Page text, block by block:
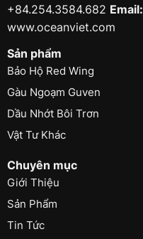
+84.254.3584.682 Email:
www.oceanviet.com
Sản phẩm
Bảo Hộ Red Wing
Gàu Ngoạm Guven
Dầu Nhớt Bôi Trơn
Vật Tư Khác
Chuyên mục
Giới Thiệu
Sản Phẩm
Tin Tức